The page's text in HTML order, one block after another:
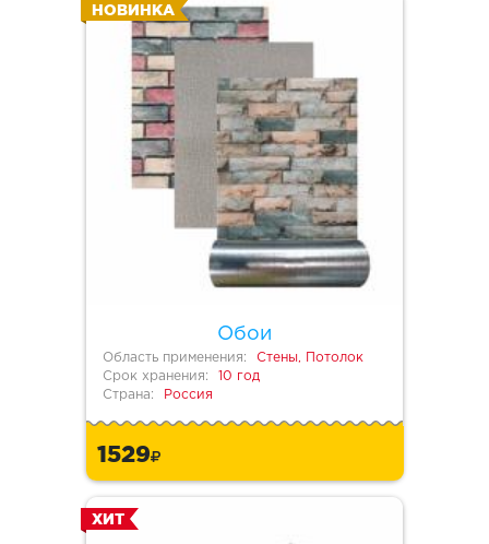
Обои
НОВИНКА
Область применения:
Стены, Потолок
Срок хранения:
10 год
Страна:
Россия
1529
ХИТ